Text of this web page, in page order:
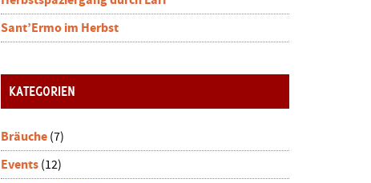
Sant’Ermo im Herbst
KATEGORIEN
Bräuche (7)
Events (12)